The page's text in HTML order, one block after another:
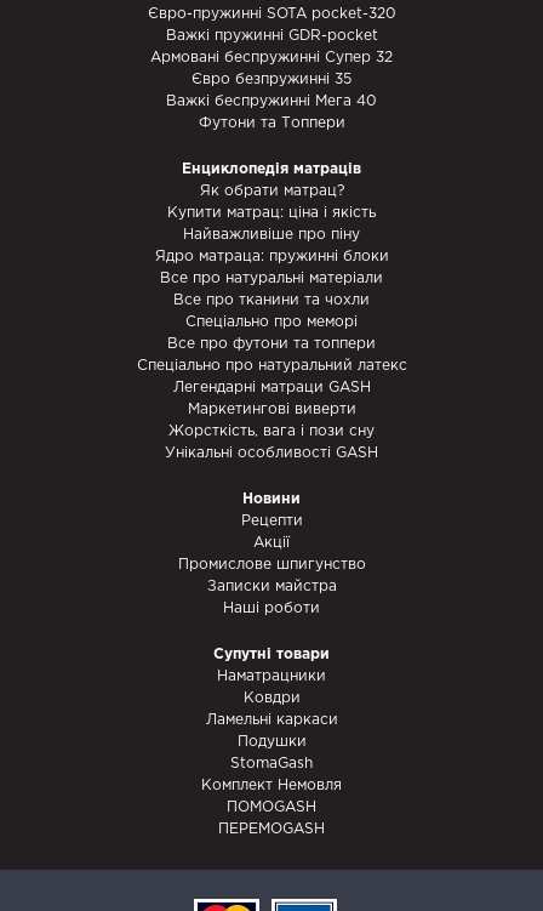
Євро-пружинні SOTA pocket-320
Важкі пружинні GDR-pocket
Армовані беспружинні Супер 32
Євро безпружинні 35
Важкі беспружинні Мега 40
Футони та Топпери
Енциклопедія матраців
Як обрати матрац?
Купити матрац: ціна і якість
Найважливіше про піну
Ядро матраца: пружинні блоки
Все про натуральні матеріали
Все про тканини та чохли
Спеціально про меморі
Все про футони та топпери
Спеціально про натуральний латекс
Легендарні матраци GASH
Маркетингові виверти
Жорсткість, вага і пози сну
Унікальні особливості GASH
Новини
Рецепти
Акції
Промислове шпигунство
Записки майстра
Наші роботи
Супутні товари
Наматрацники
Ковдри
Ламельні каркаси
Подушки
StomaGash
Комплект Немовля
ПОМОGASH
ПЕРЕМОGASH